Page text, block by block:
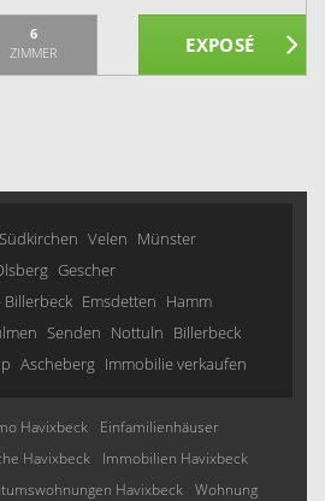
6
ZIMMER
Südkirchen Velen Münster
Gescher
Emsdetten Hamm
Senden Nottuln Billerbeck
Ascheberg Immobilie verkaufen
Havixbeck
Einfamilienhäuser
Havixbeck
Immobilien Havixbeck
Havixbeck Wohnung